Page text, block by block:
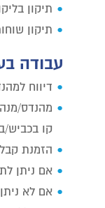
תיקון
תיקון
עבודה
דיווח
מהנדס/
קו בכביש/
הזמנת
אם ניתן